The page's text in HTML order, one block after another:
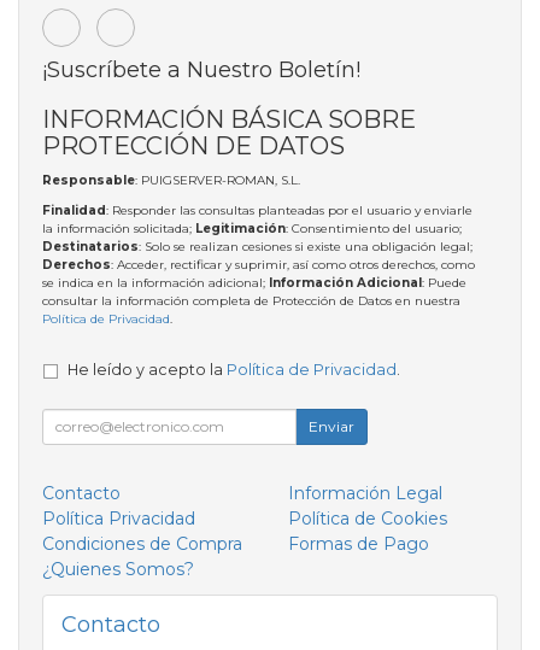
¡Suscríbete a Nuestro Boletín!
INFORMACIÓN BÁSICA SOBRE
PROTECCIÓN DE DATOS
Responsable: PUIGSERVER-ROMAN, S.L.
Finalidad: Responder las consultas planteadas por el usuario y enviarle
la información solicitada; Legitimación: Consentimiento del usuario;
Destinatarios: Solo se realizan cesiones si existe una obligación legal;
Derechos: Acceder, rectificar y suprimir, así como otros derechos, como
se indica en la información adicional; Información Adicional: Puede
consultar la información completa de Protección de Datos en nuestra
Política de Privacidad.
He leído y acepto la Política de Privacidad
Enviar
Contacto
Información Legal
Política Privacidad
Política de Cookies
Condiciones de Compra
Formas de Pago
¿Quienes Somos?
Contacto